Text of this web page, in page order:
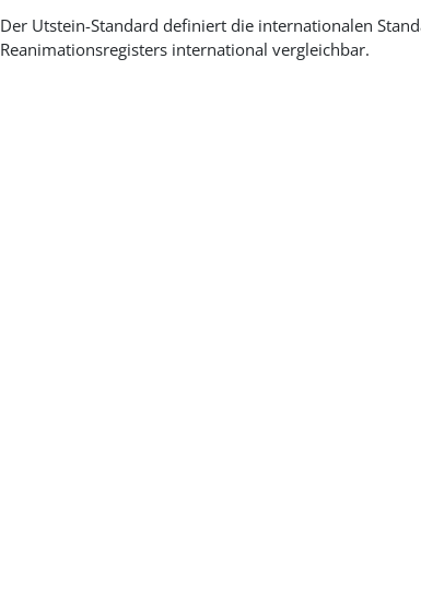
Der Utstein-Standard definiert die internationalen
Reanimationsregisters international vergleichbar.